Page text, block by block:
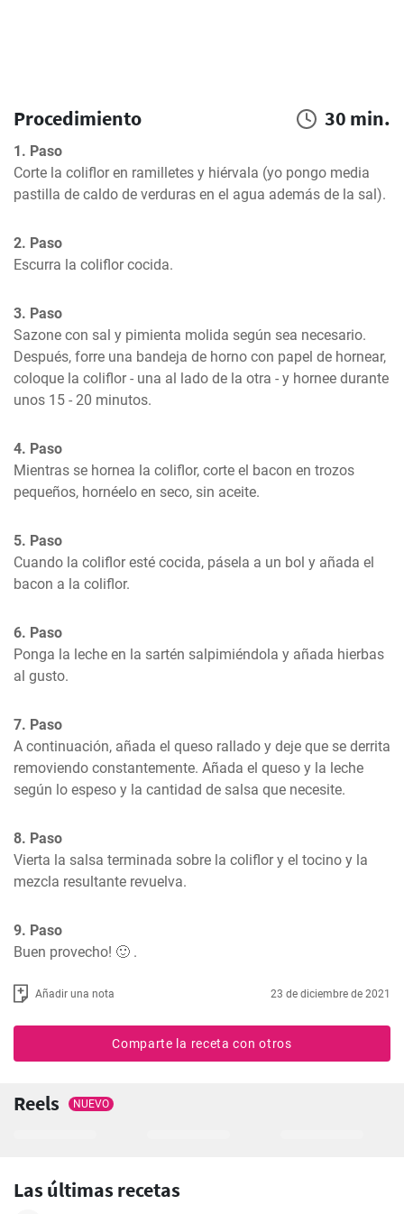
Procedimiento 30 min.
1. Paso
Corte la coliflor en ramilletes y hiérvala (yo pongo media
pastilla de caldo de verduras en el agua además de la sal).
2. Paso
Escurra la coliflor cocida.
3. Paso
Sazone con sal y pimienta molida según sea necesario.
Después, forre una bandeja de horno con papel de hornear,
coloque la coliflor - una al lado de la otra - y hornee durante
unos 15 - 20 minutos.
4. Paso
Mientras se hornea la coliflor, corte el bacon en trozos
pequeños, hornéelo en seco, sin aceite.
5. Paso
Cuando la coliflor esté cocida, pásela a un bol y añada el
bacon a la coliflor.
6. Paso
Ponga la leche en la sartén salpimiéndola y añada hierbas
al gusto.
7. Paso
A continuación, añada el queso rallado y deje que se derrita
removiendo constantemente. Añada el queso y la leche
según lo espeso y la cantidad de salsa que necesite.
8. Paso
Vierta la salsa terminada sobre la coliflor y el tocino y la
mezcla resultante revuelva.
9. Paso
Buen provecho! 🙂 .
Añadir una nota 23 de diciembre de 2021
Comparte la receta con otros
Reels NUEVO
Las últimas recetas